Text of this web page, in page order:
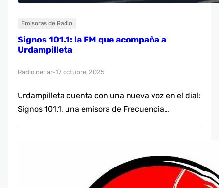
Emisoras de Radio
Signos 101.1: la FM que acompaña a
Urdampilleta
Radio.net.ar•17 octubre, 2025
Urdampilleta cuenta con una nueva voz en el dial:
Signos 101.1, una emisora de Frecuencia
para acompañar a sus oyentes a lo largo del día.
Con su señal en el 101.1 FM, Signos 101.1 ya…